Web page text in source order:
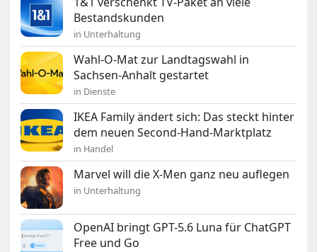
Bestandskunden
in Unterhaltung
Wahl-O-Mat zur Landtagswahl in
Sachsen-Anhalt gestartet
in Dienste
IKEA Family ändert sich: Das steckt hinter
dem neuen Second-Hand-Marktplatz
in Handel
Marvel will die X-Men ganz neu auflegen
in Unterhaltung
OpenAI bringt GPT-5.6 Luna für ChatGPT
Free und Go